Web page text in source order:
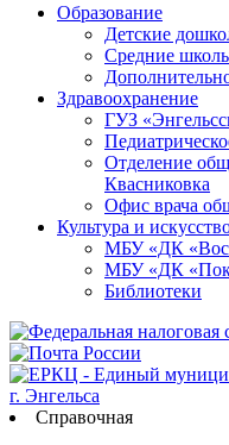
Образование
Детские
Средние
Здравоохранение
ГУЗ
Отделение
Квасниковка
Офис врача
Культура и
МБУ «ДК
МБУ «ДК
Библиотеки
Справочная